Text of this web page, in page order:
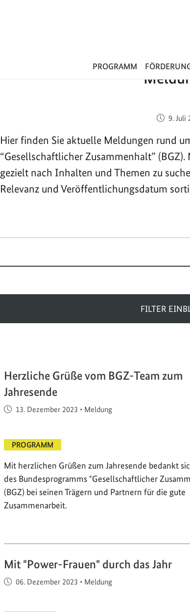
PROGRAMM
9. Juli
Hier finden Sie aktuelle Meldungen rund
“Gesellschaftlicher Zusammenhalt”
gezielt nach Inhalten und Themen zu
Relevanz und Veröffentlichungsdatum
FILTER
Herzliche Grüße vom BGZ-Team zum
Jahresende
Veröffentlicht am
13. Dezember 2023 • Meldung
PROGRAMM
Mit herzlichen Grüßen zum Jahresende bedankt
des Bundesprogramms "Gesellschaftlicher
(BGZ) bei seinen Trägern und Partnern für die gute
Zusammenarbeit.
Mit "Power-Frauen" durch das Jahr
Veröffentlicht am
06. Dezember 2023 • Meldung